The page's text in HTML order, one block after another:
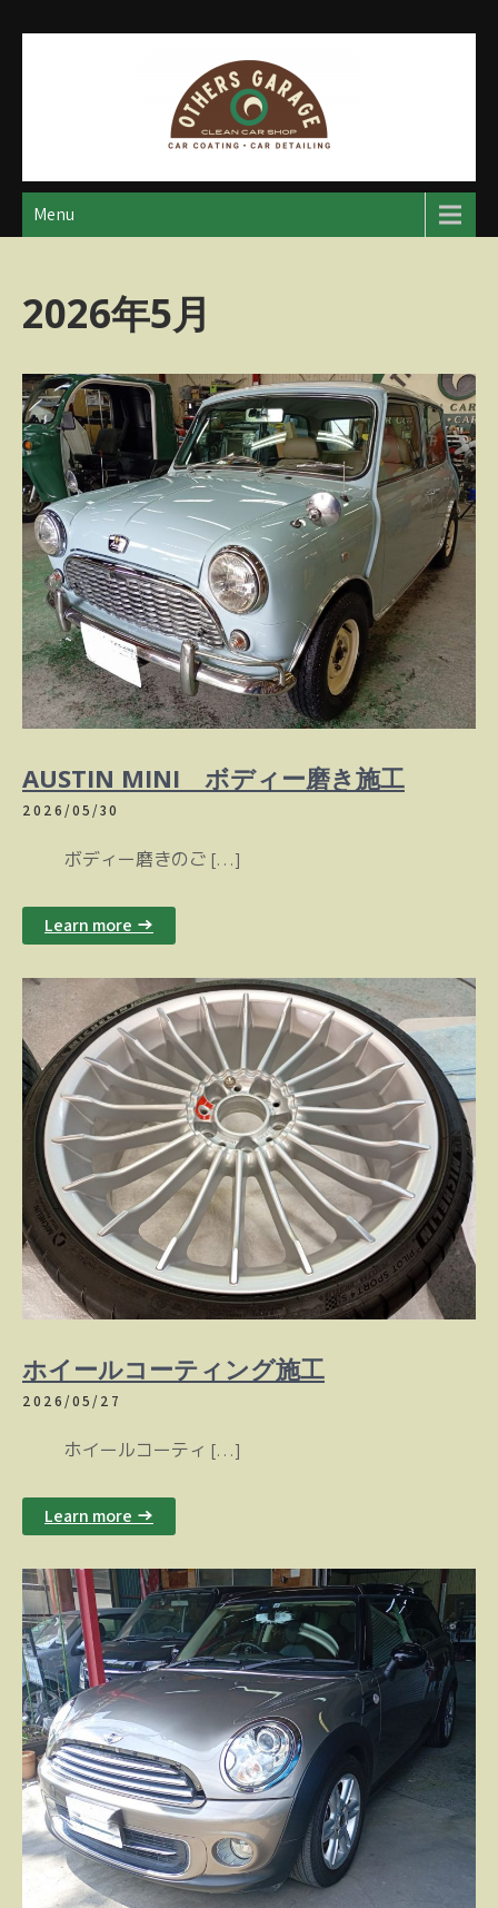
アザースガレージ
【神奈川・厚木・愛川】カーメンテナンス
Menu
2026年5月
AUSTIN MINI ボディー磨き施工
2026/05/30
ボディー磨きのご […]
Learn more →
ホイールコーティング施工
2026/05/27
ホイールコーティ […]
Learn more →